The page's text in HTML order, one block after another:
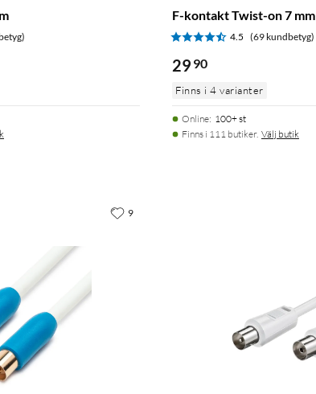
F-kontakt Twist-on 7 mm
4.5 (69 kundbetyg)
29 90
Finns i 4 varianter
Online: 100+ st
Finns i 111 butiker. Välj butik
9